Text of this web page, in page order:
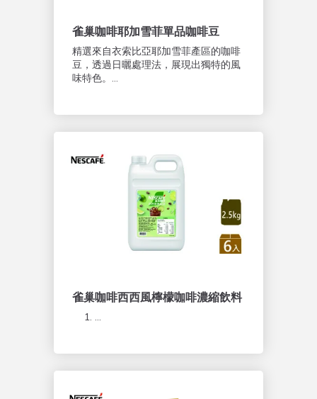
雀巢咖啡耶加雪菲單品咖啡豆
精選來自衣索比亞耶加雪菲產區的咖啡
豆，透過日曬處理法，展現出獨特的風
味特色。...
雀巢咖啡西西風檸檬咖啡濃縮飲料
...